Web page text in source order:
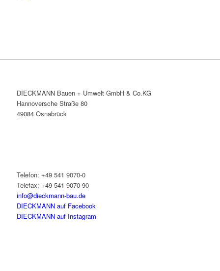
DIECKMANN Bauen + Umwelt GmbH & Co.KG
Hannoversche Straße 80
49084 Osnabrück
Telefon: +49 541 9070-0
Telefax: +49 541 9070-90
info@dieckmann-bau.de
DIECKMANN auf Facebook
DIECKMANN auf Instagram